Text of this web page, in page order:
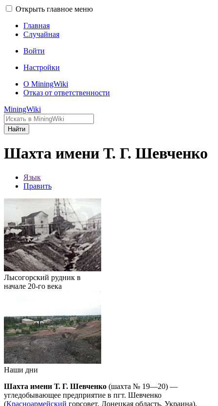
Открыть главное меню
Главная
Случайная
Войти
Настройки
О MiningWiki
Отказ от ответственности
MiningWiki
Найти
Шахта имени Т. Г. Шевченко
Язык
Править
Лысогорский рудник в
начале 20-го века
Наши дни
Шахта имени Т. Г. Шевченко (шахта № 19—20) —
угледобывающее предприятие в пгт. Шевченко
(Красноармейский горсовет, Донецкая область, Украина).